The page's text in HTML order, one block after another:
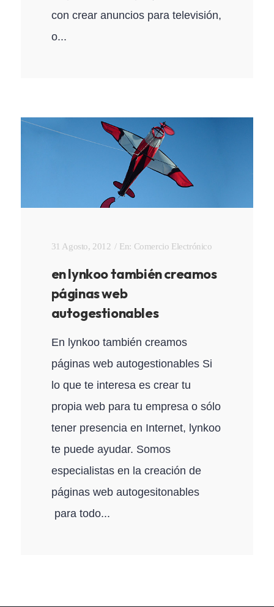
con crear anuncios para televisión,
o...
31 Agosto, 2012 En: Comercio Electrónico
en lynkoo también creamos
páginas web
autogestionables
En lynkoo también creamos
páginas web autogestionables Si
lo que te interesa es crear tu
propia web para tu empresa o sólo
tener presencia en Internet, lynkoo
te puede ayudar. Somos
especialistas en la creación de
páginas web autogesitonables
para todo...